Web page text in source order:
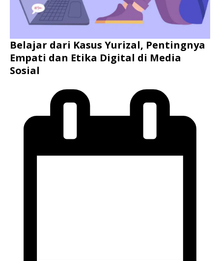
Belajar dari Kasus Yurizal, Pentingnya
Empati dan Etika Digital di Media
Sosial